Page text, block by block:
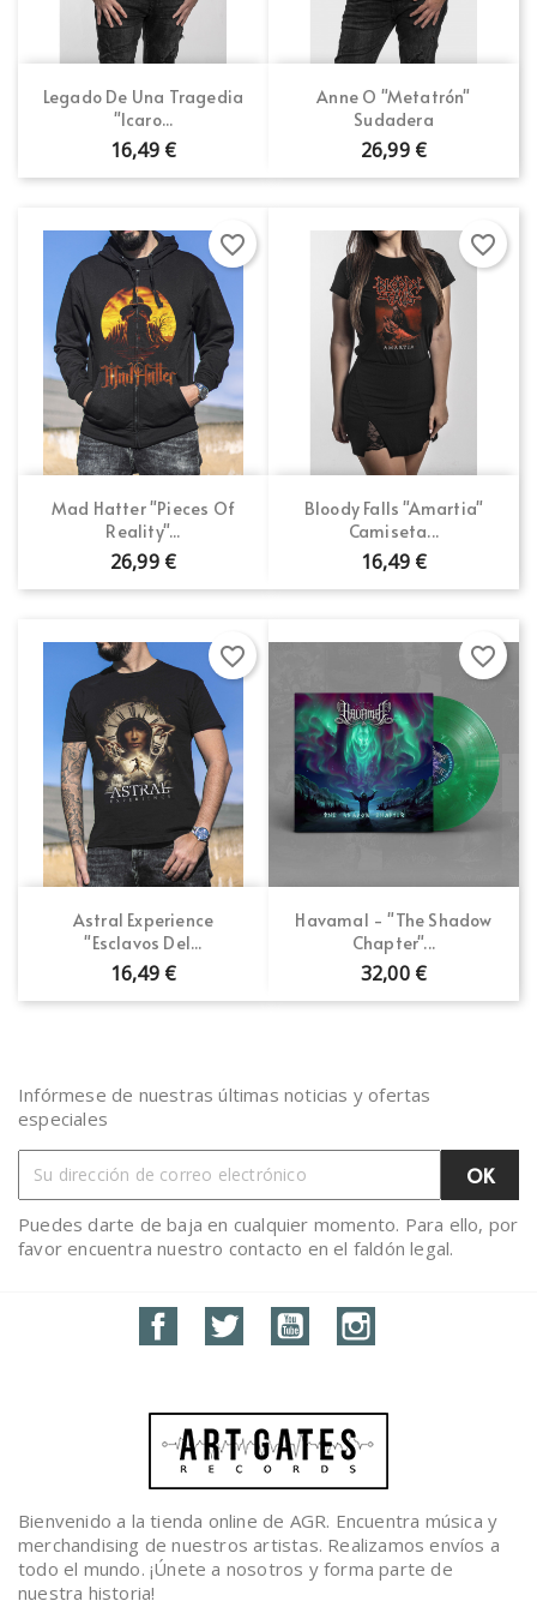
Legado De Una Tragedia
"Icaro...
16,49 €
Anne O "Metatrón"
Sudadera
26,99 €
Mad Hatter "Pieces Of
Reality"...
26,99 €
favorite_border
Bloody Falls "Amartia"
Camiseta...
16,49 €
favorite_border
Astral Experience
"Esclavos Del...
16,49 €
favorite_border
Havamal - "The Shadow
Chapter"...
32,00 €
favorite_border
Infórmese de nuestras últimas noticias y ofertas
especiales
Puedes darte de baja en cualquier momento. Para ello, por
favor encuentra nuestro contacto en el faldón legal.
FacebookTwitter YouTube
Bienvenido a la tienda online de AGR. Encuentra música y
merchandising de nuestros artistas. Realizamos envíos a
todo el mundo. ¡Únete a nosotros y forma parte de
nuestra historia!